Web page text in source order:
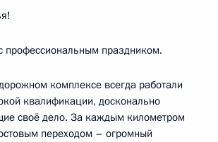
профессиональным праздником.
комплексе всегда работали
квалификации, досконально
своё дело. За каждым километром
переходом – огромный